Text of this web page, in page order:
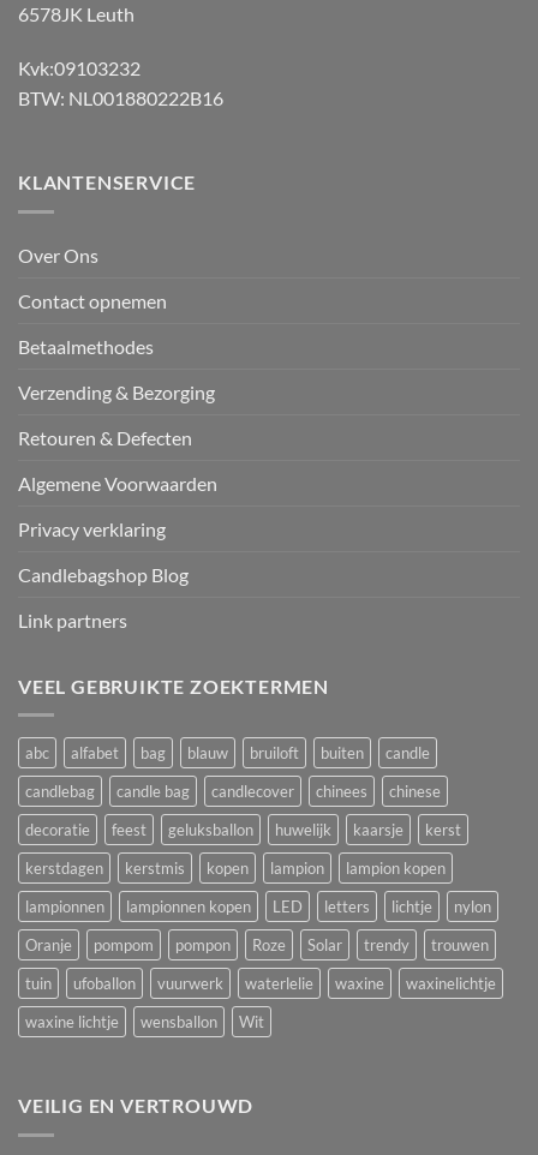
6578JK Leuth
Kvk:09103232
BTW: NL001880222B16
KLANTENSERVICE
Over Ons
Contact opnemen
Betaalmethodes
Verzending & Bezorging
Retouren & Defecten
Algemene Voorwaarden
Privacy verklaring
Candlebagshop Blog
Link partners
VEEL GEBRUIKTE ZOEKTERMEN
abc alfabet bag blauw bruiloft buiten
candle
candlebag
candle bag candlecover chinees
chinese
decoratie
feest geluksballon huwelijk kaarsje
kerst
kerstdagen
kerstmis kopen lampion
lampion kopen
lampionnen
lampionnen kopen LED letters lichtje
nylon
Oranje
pompom pompon Roze Solar trendy
trouwen
tuin
ufoballon vuurwerk waterlelie waxine
waxinelichtje
waxine lichtje
wensballon Wit
VEILIG EN VERTROUWD